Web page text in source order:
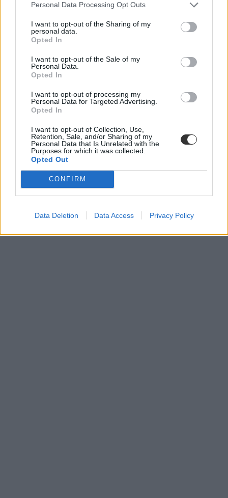
Personal Data Processing Opt Outs
I want to opt-out of the Sharing of my
personal data.
Opted In
I want to opt-out of the Sale of my
Personal Data.
Opted In
I want to opt-out of processing my
Personal Data for Targeted Advertising.
Opted In
I want to opt-out of Collection, Use,
Retention, Sale, and/or Sharing of my
Personal Data that Is Unrelated with the
Purposes for which it was collected.
Opted Out
CONFIRM
Data Deletion Data Access Privacy Policy
Post nubila Phoebus – Borúra derű.
Tisztelettel:
Akadémiai Dolgozók Fóruma